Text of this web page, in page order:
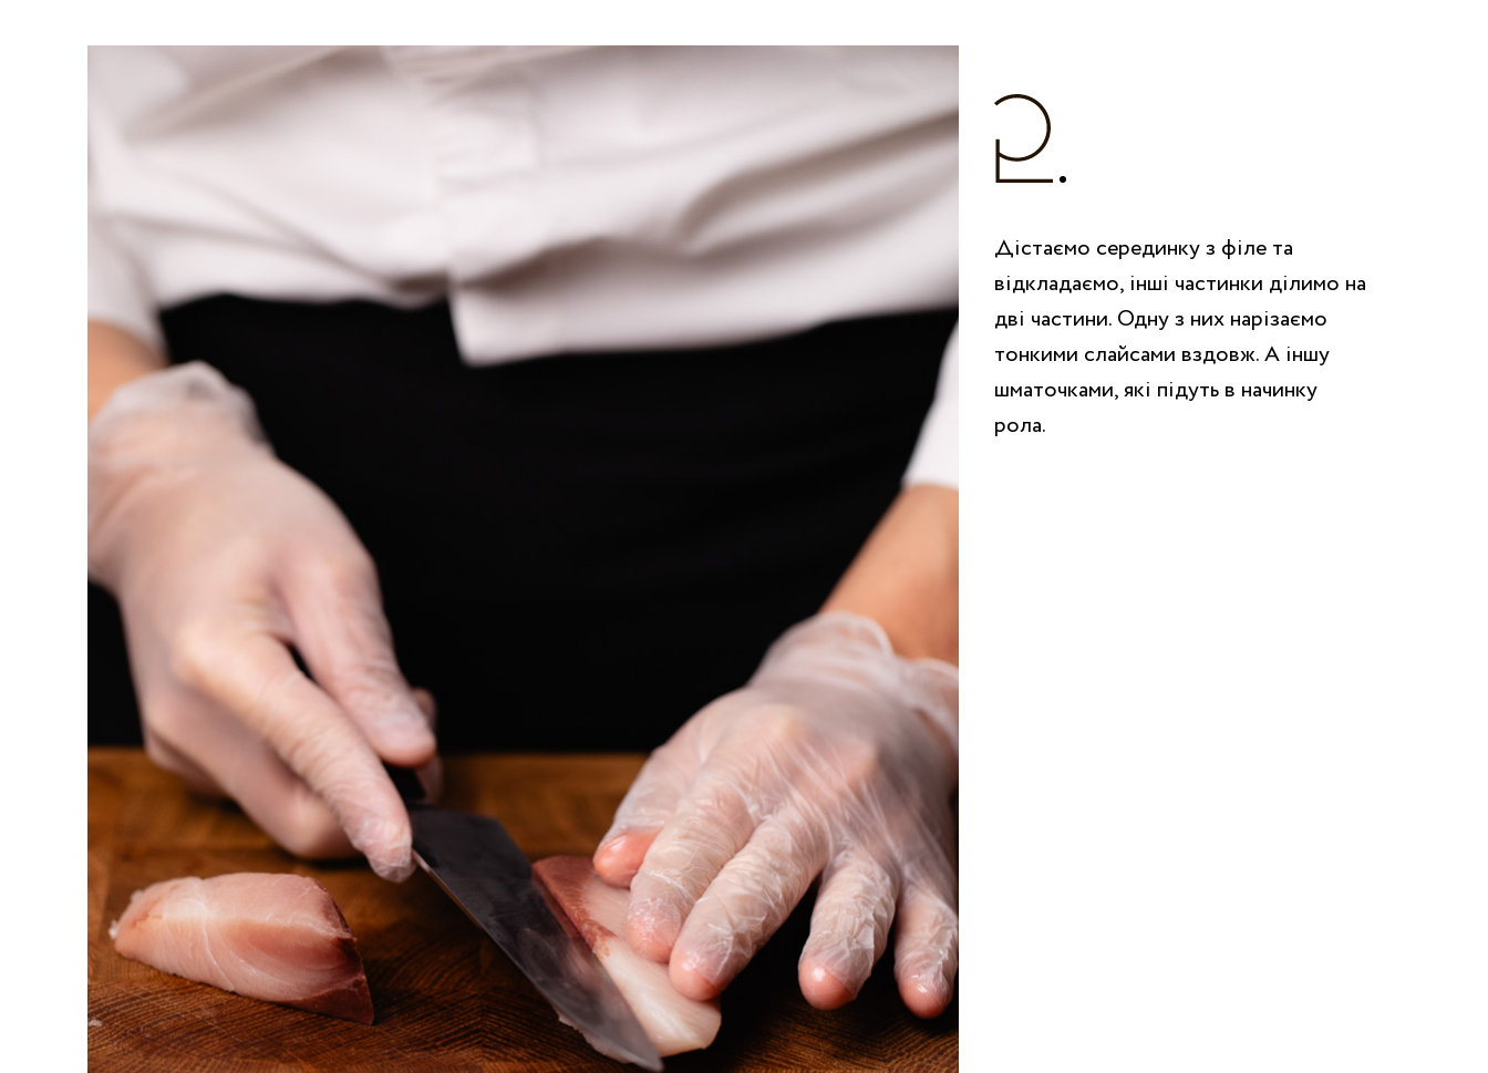
Дістаємо серединку з філе та
відкладаємо, інші частинки ділимо на
дві частини. Одну з них нарізаємо
тонкими слайсами вздовж. А іншу
шматочками, які підуть в начинку
рола.